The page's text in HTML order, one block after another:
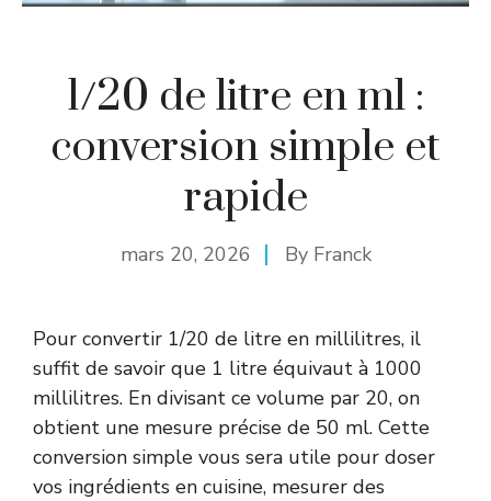
1/20 de litre en ml :
conversion simple et
rapide
mars 20, 2026 By Franck
Pour convertir 1/20 de litre en millilitres, il
suffit de savoir que 1 litre équivaut à 1000
millilitres. En divisant ce volume par 20, on
obtient une mesure précise de 50 ml. Cette
conversion simple vous sera utile pour doser
vos ingrédients en cuisine, mesurer des